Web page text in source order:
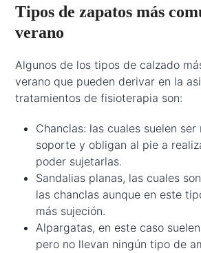
Tipos de zapatos más
verano
Algunos de los tipos de calzado
verano que pueden derivar en la
tratamientos de fisioterapia son:
Chanclas: las cuales suelen ser
soporte y obligan al pie a
poder sujetarlas.
Sandalias planas, las cuales
las chanclas aunque en este
más sujeción.
Alpargatas, en este caso
pero no llevan ningún tipo de